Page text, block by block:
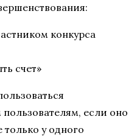
конкурса
счет»
если оно
у одного